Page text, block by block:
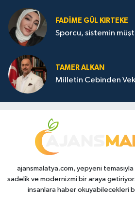
FADIME GÜL KIRTEKE
Sporcu, sistemin
TAMER ALKAN
Milletin Cebinden
ajansmalatya.com, yepyeni
sadelik ve modernizmi bir araya
insanlara haber okuyabilecekleri